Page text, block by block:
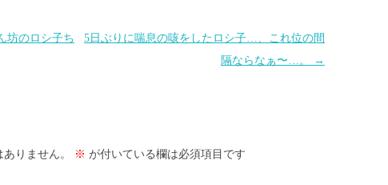
坊のロシ子ち
5日ぶりに喘息の咳をしたロシ子…、これ位の間
隔ならなぁ〜…。
→
りません。 ※ が付いている欄は必須項目です